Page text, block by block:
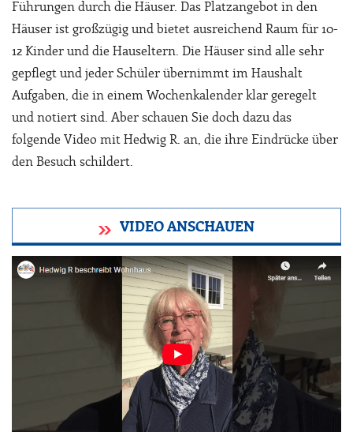
Führungen durch die Häuser. Das Platzangebot in den
Häuser ist großzügig und bietet ausreichend Raum für 10-
12 Kinder und die Hauseltern. Die Häuser sind alle sehr
gepflegt und jeder Schüler übernimmt im Haushalt
Aufgaben, die in einem Wochenkalender klar geregelt
und notiert sind. Aber schauen Sie doch dazu das
folgende Video mit Hedwig R. an, die ihre Eindrücke über
den Besuch schildert.
VIDEO ANSCHAUEN